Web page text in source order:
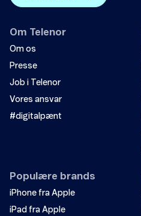
Om Telenor
Om os
Presse
Job i Telenor
Vores ansvar
#digitalpænt
Populære brands
iPhone fra Apple
iPad fra Apple